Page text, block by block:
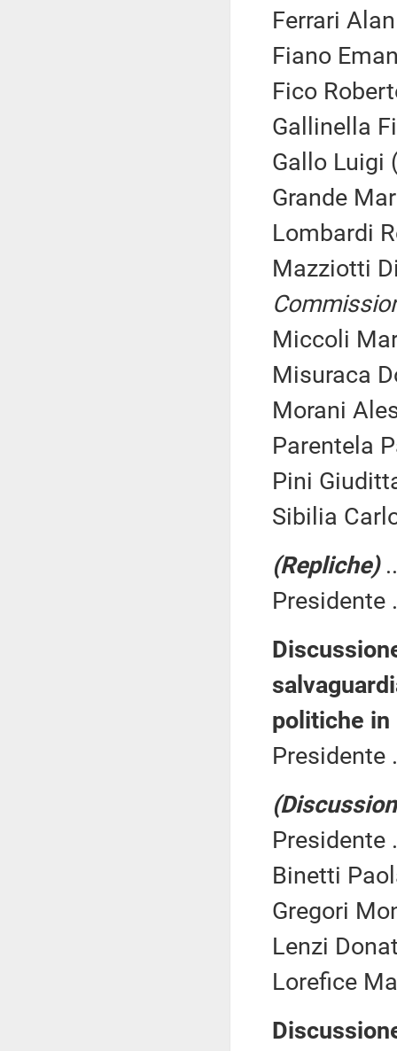
Ferrari
Fiano
Fico
Gallinella
Gallo Luigi
Grande
Lombardi
Mazziotti
Miccoli
Misuraca
Morani
Parentela
Pini
Sibilia
(Repliche)
Presidente
politiche in
Presidente
Presidente
Binetti
Gregori
Lenzi
Lorefice